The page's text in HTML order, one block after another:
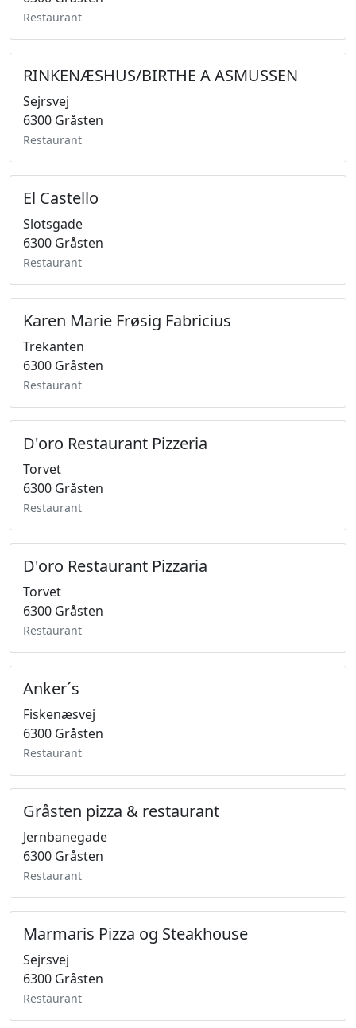
Restaurant
RINKENÆSHUS/BIRTHE A ASMUSSEN
Sejrsvej
6300 Gråsten
Restaurant
El Castello
Slotsgade
6300 Gråsten
Restaurant
Karen Marie Frøsig Fabricius
Trekanten
6300 Gråsten
Restaurant
D'oro Restaurant Pizzeria
Torvet
6300 Gråsten
Restaurant
D'oro Restaurant Pizzaria
Torvet
6300 Gråsten
Restaurant
Anker´s
Fiskenæsvej
6300 Gråsten
Restaurant
Gråsten pizza & restaurant
Jernbanegade
6300 Gråsten
Restaurant
Marmaris Pizza og Steakhouse
Sejrsvej
6300 Gråsten
Restaurant